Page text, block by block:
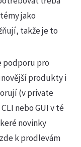
jako
takže je to
podporu pro
produkty i
(v private
nebo GUI v té
novinky
k prodlevám